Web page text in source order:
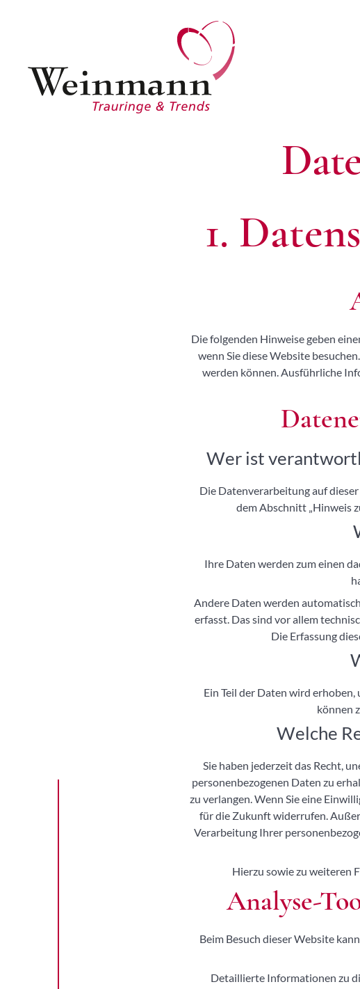
1.
Die folgenden Hinweise geben
wenn Sie diese Website
werden können. Ausführliche
Wer ist
Die Datenverarbeitung auf
dem Abschnitt „Hinweis
Ihre Daten werden zum einen
Andere Daten werden
erfasst. Das sind vor allem
Die Erfassung
Ein Teil der Daten wird
können
Welche
Sie haben jederzeit das Recht,
personenbezogenen Daten zu
zu verlangen. Wenn Sie eine
für die Zukunft widerrufen.
Verarbeitung Ihrer
Hierzu sowie zu weiteren
Analyse-
Beim Besuch dieser Website
Detaillierte Informationen zu